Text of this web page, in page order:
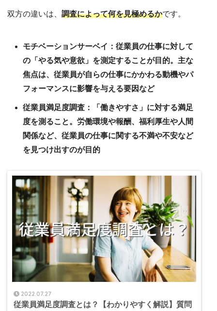
双方の違いは、 調査によって何を見極めるかです。
モチベーションサーベイ：従業員の仕事に対して
の「やる気や意欲」を測定することが目的。主な
焦点は、従業員が自らの仕事にかかわる動機やパ
フォーマンスに影響を与える要因など
従業員満足度調査：「働きやすさ」に対する満足
度を測ること。労働環境や報酬、福利厚生や人間
関係など、従業員の仕事に関する不満や不安など
を見つけ出すのが目的
2022.07.27
従業員満足度調査とは？【わかりやすく解説】質問